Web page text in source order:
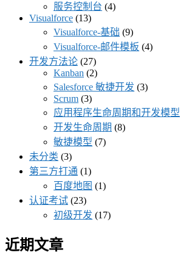
服务控制台 (4)
Visualforce (13)
Visualforce-基础 (9)
Visualforce-邮件模板 (4)
开发方法论 (27)
Kanban (2)
Salesforce 敏捷开发 (3)
Scrum (3)
应用程序生命周期和开发模型
开发生命周期 (8)
敏捷模型 (7)
未分类 (3)
第三方打通 (1)
百度地图 (1)
认证考试 (23)
初级开发 (17)
近期文章